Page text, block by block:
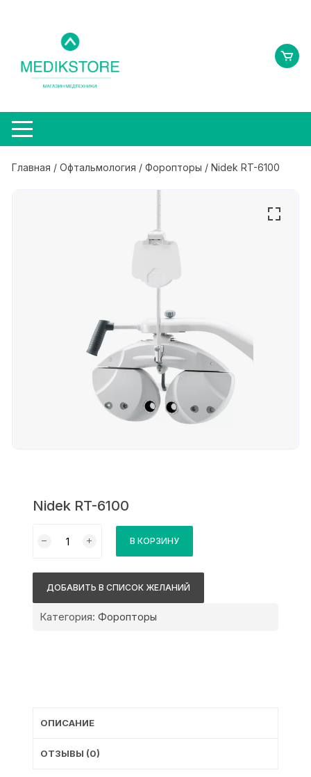
содержимому
Главная /Офтальмология /Форопторы / Nidek RT-6100
Nidek RT-6100
товара
RT-
В КОРЗИНУ
ДОБАВИТЬ В СПИСОК ЖЕЛАНИЙ
Категория:Форопторы
ОПИСАНИЕ
ОТЗЫВЫ (0)